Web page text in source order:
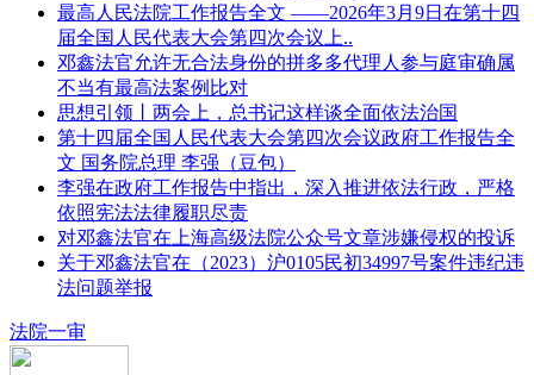
最高人民法院工作报告全文 ——2026年3月9日在第十四
届全国人民代表大会第四次会议上..
邓鑫法官允许无合法身份的拼多多代理人参与庭审确属
不当有最高法案例比对
思想引领丨两会上，总书记这样谈全面依法治国
第十四届全国人民代表大会第四次会议政府工作报告全
文 国务院总理 李强（豆包）
李强在政府工作报告中指出，深入推进依法行政，严格
依照宪法法律履职尽责
对邓鑫法官在上海高级法院公众号文章涉嫌侵权的投诉
关于邓鑫法官在（2023）沪0105民初34997号案件违纪违
法问题举报
法院一审